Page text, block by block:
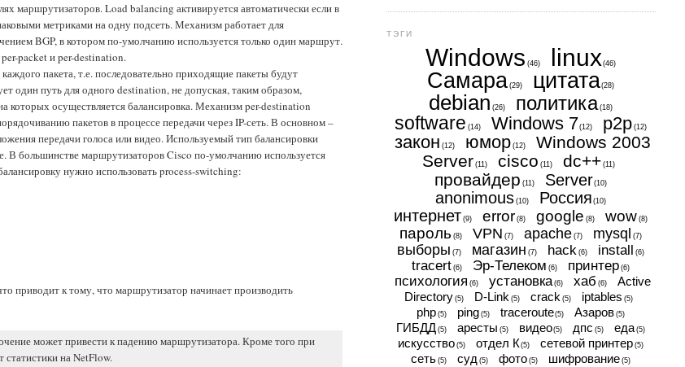
маршрутизаторов. Load balancing активируется автоматически если в
метриками на одну подсеть. Механизм работает для
BGP, в котором по-умолчанию используется только один маршрут.
packet и per-destination.
пакета, т.е. последовательно приходящие пакеты будут
один путь для одного destination, не допуская, таким образом,
которых осуществляется балансировка. Механизм per-destination
пакетов в процессе передачи через IP-сеть. В основном –
передачи голоса или видео. Используемый тип балансировки
В большинстве маршрутизаторов Cisco по-умолчанию используется
нужно использовать process-switching:
приводит к тому, что маршрутизатор начинает производить
может привести к падению маршрутизатора. Кроме того при
на NetFlow.
ТЭГИ
Windows (46) linux (46)
Самара (29) цитата(28)
debian (26) политика(18)
software (14) Windows 7(12) p2p (12)
закон (12) юмор (12)
Windows 2003
Server (11) cisco (11) dc++ (11)
провайдер (11) Server(10)
anonimous (10) Россия (10)
интернет (9) error (8) google (8) wow (8)
пароль (8) VPN (7) apache (7) mysql (7)
выборы (7) магазин (7) hack (6) install (6)
tracert (6) Эр-Телеком (6) принтер (6)
психология (6) установка(6) хаб (6)
Active
Directory (5) D-Link (5) crack (5) iptables (5)
php (5) ping (5) traceroute(5) Азаров (5)
ГИБДД (5) аресты (5) видео(5) дпс (5) еда (5)
искусство (5) отдел К (5) сетевой принтер (5)
сеть (5) суд (5) фото (5) шифрование (5)